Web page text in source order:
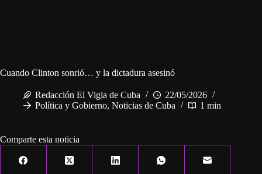
Cuando Clinton sonrió… y la dictadura asesinó
Redacción El Vigia de Cuba
22/05/2026
Política y Gobierno, Noticias de Cuba 1 min
Comparte esta noticia